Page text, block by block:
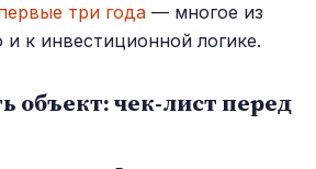
три года — многое из
к инвестиционной логике.
объект: чек-лист перед